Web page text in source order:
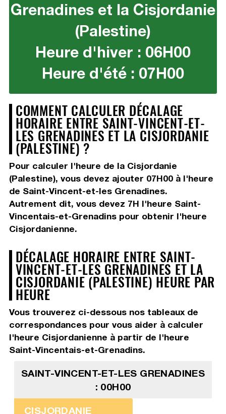
Grenadines et la Cisjordanie
(Palestine)
Heure d'hiver : 06H00
Heure d'été : 07H00
COMMENT CALCULER DÉCALAGE
HORAIRE ENTRE SAINT-VINCENT-ET-
LES GRENADINES ET LA CISJORDANIE
(PALESTINE) ?
Pour calculer l'heure de la Cisjordanie
(Palestine), vous devez ajouter 07H00à l'heure
de Saint-Vincent-et-les Grenadines.
Autrement dit, vous devez 7H l'heure Saint-
Vincentais-et-Grenadins pour obtenir l'heure
Cisjordanienne.
DÉCALAGE HORAIRE ENTRE SAINT-
VINCENT-ET-LES GRENADINES ET LA
CISJORDANIE (PALESTINE) HEURE PAR
HEURE
Vous trouverez ci-dessous nos tableaux de
correspondances pour vous aider à calculer
l'heure Cisjordanienne à partir de l'heure
Saint-Vincentais-et-Grenadins.
SAINT-VINCENT-ET-LES GRENADINES
: 00H00
CISJORDANIE